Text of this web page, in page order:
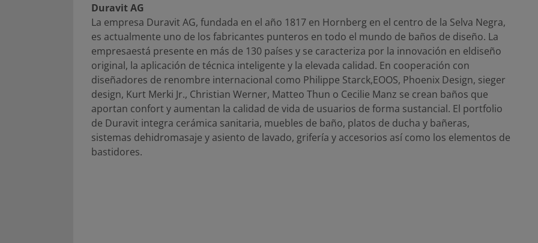
Duravit AG
La empresa Duravit AG, fundada en el año 1817 en Hornberg en el centro de la Selva Negra,
es actualmente uno de los fabricantes punteros en todo el mundo de baños de diseño. La
empresaestá presente en más de 130 países y se caracteriza por la innovación en eldiseño
original, la aplicación de técnica inteligente y la elevada calidad. En cooperación con
diseñadores de renombre internacional como Philippe Starck,EOOS, Phoenix Design, sieger
design, Kurt Merki Jr., Christian Werner, Matteo Thun o Cecilie Manz se crean baños que
aportan confort y aumentan la calidad de vida de usuarios de forma sustancial. El portfolio
de Duravit integra cerámica sanitaria, muebles de baño, platos de ducha y bañeras,
sistemas dehidromasaje y asiento de lavado, grifería y accesorios así como los elementos de
bastidores.